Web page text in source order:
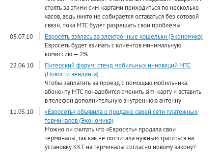
стоять за этими сим-картами приходиться по несколько
часов, ведь никто не собирается оставаться без сотовой
связи, пока МТС будет разрешать свои проблемы
08.07.10
Евросеть взялась за электронные кошельки (Экономика)
Евросеть будет взимать с клиентов минимальную
комиссию — 2%
22.06.10
Питерский форум: стенд мобильных инноваций МТС
(Новости вендинга)
Чтобы заплатить за проезд с помощью мобильника,
абоненту МТС понадобится сменить sim-карту и вставить
в телефон дополнительную внутреннюю антенну
11.05.10
«Евросеть» объявила о продаже своей сети платежных
терминалов (Экономика)
Можно ли считать что «Евросеть» продала свои
терминалы, так как не посчитала нужным тратиться на
установку ККТ на терминалы согласно новому закону?